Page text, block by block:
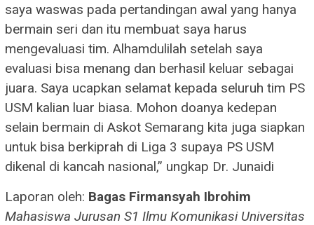
saya waswas pada pertandingan awal yang hanya
bermain seri dan itu membuat saya harus
mengevaluasi tim. Alhamdulilah setelah saya
evaluasi bisa menang dan berhasil keluar sebagai
juara. Saya ucapkan selamat kepada seluruh tim PS
USM kalian luar biasa. Mohon doanya kedepan
selain bermain di Askot Semarang kita juga siapkan
untuk bisa berkiprah di Liga 3 supaya PS USM
dikenal di kancah nasional,” ungkap Dr. Junaidi
Laporan oleh: Bagas Firmansyah Ibrohim
Mahasiswa Jurusan S1 Ilmu Komunikasi Universitas